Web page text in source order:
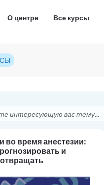
О центре Все курсы
во время анестезии:
и